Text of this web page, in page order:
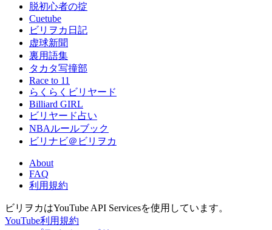
脱初心者の掟
Cuetube
ビリヲカ日記
虚球新聞
裏用語集
タカタ写撞部
Race to 11
らくらくビリヤード
Billiard GIRL
ビリヤード占い
NBAルールブック
ビリナビ＠ビリヲカ
About
FAQ
利用規約
ビリヲカはYouTube API Servicesを使用しています。
YouTube利用規約